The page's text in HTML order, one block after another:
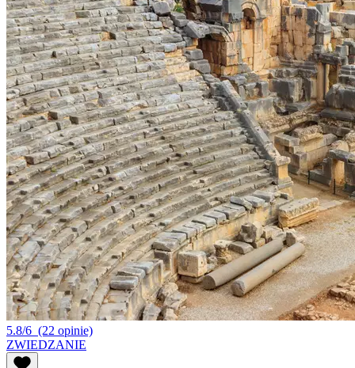
5.8/6 (22 opinie)
ZWIEDZANIE